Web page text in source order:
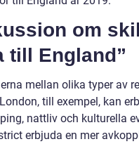
om
till England”
mellan olika typer av
till exempel, kan
nattliv och kulturella
erbjuda en mer